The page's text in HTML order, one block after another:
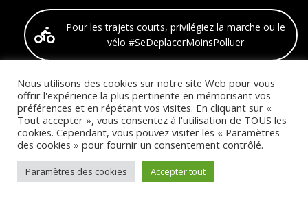
Pour les trajets courts, privilégiez la marche ou le
vélo #SeDeplacerMoinsPolluer
Toutes les marques présentes sont la propriété de leurs auteurs
respectifs.
Nous utilisons des cookies sur notre site Web pour vous
offrir l'expérience la plus pertinente en mémorisant vos
préférences et en répétant vos visites. En cliquant sur «
Tout accepter », vous consentez à l'utilisation de TOUS les
cookies. Cependant, vous pouvez visiter les « Paramètres
des cookies » pour fournir un consentement contrôlé.
Paramètres des cookies Accepter tout